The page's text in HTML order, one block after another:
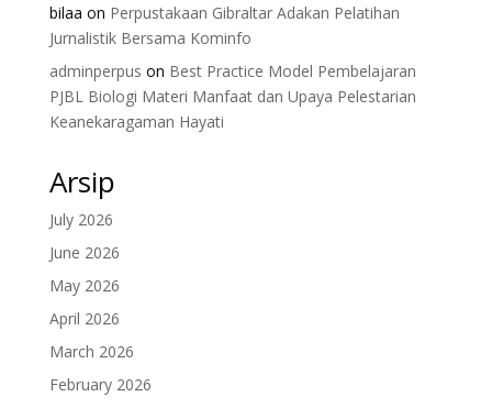
bilaa on Perpustakaan Gibraltar Adakan Pelatihan
Jurnalistik Bersama Kominfo
adminperpus on Best Practice Model Pembelajaran
PJBL Biologi Materi Manfaat dan Upaya Pelestarian
Keanekaragaman Hayati
Arsip
July 2026
June 2026
May 2026
April 2026
March 2026
February 2026